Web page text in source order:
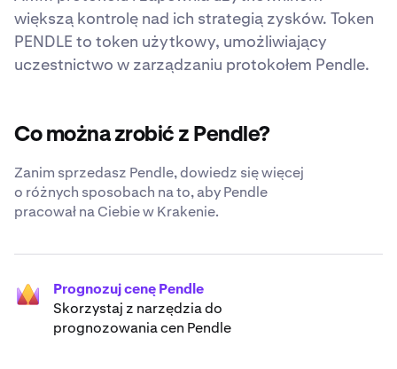
większą kontrolę nad ich strategią zysków. Token
PENDLE to token użytkowy, umożliwiający
uczestnictwo w zarządzaniu protokołem Pendle.
Co można zrobić z Pendle?
Zanim sprzedasz Pendle, dowiedz się więcej
o różnych sposobach na to, aby Pendle
pracował na Ciebie w Krakenie.
Prognozuj cenę Pendle
Skorzystaj z narzędzia do
prognozowania cen Pendle